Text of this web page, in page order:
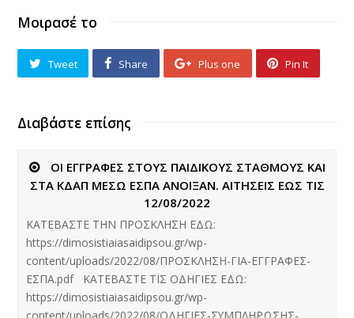
Μοιρασέ το
Tweet Share Plus one Pin It
Διαβάστε επίσης
ΟΙ ΕΓΓΡΑΦΕΣ ΣΤΟΥΣ ΠΑΙΔΙΚΟΥΣ ΣΤΑΘΜΟΥΣ ΚΑΙ
ΣΤΑ ΚΔΑΠ ΜΕΣΩ ΕΣΠΑ ΑΝΟΙΞΑΝ. ΑΙΤΗΣΕΙΣ ΕΩΣ ΤΙΣ
12/08/2022
ΚΑΤΕΒΑΣΤΕ ΤΗΝ ΠΡΟΣΚΛΗΣΗ ΕΔΩ:
https://dimosistiaiasaidipsou.gr/wp-
content/uploads/2022/08/ΠΡΟΣΚΛΗΣΗ-ΓΙΑ-ΕΓΓΡΑΦΕΣ-
ΕΣΠΑ.pdf ΚΑΤΕΒΑΣΤΕ ΤΙΣ ΟΔΗΓΙΕΣ ΕΔΩ:
https://dimosistiaiasaidipsou.gr/wp-
content/uploads/2022/08/ΟΔΗΓΙΕΣ-ΣΥΜΠΛΗΡΩΣΗΣ-